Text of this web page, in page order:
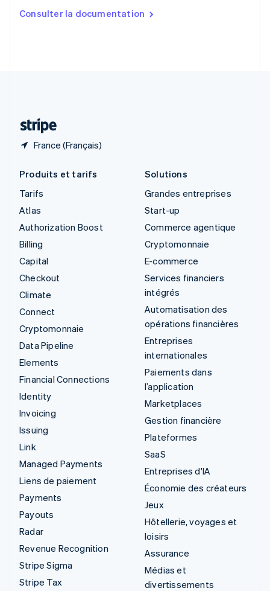
Consulter la documentation
France (Français)
English
Produits et tarifs
Tarifs
Atlas
Authorization Boost
Billing
Capital
Checkout
Climate
Connect
Cryptomonnaie
Data Pipeline
Elements
Financial Connections
Identity
Invoicing
Issuing
Link
Managed Payments
Liens de paiement
Payments
Payouts
Radar
Revenue Recognition
Stripe Sigma
Stripe Tax
Solutions
Grandes entreprises
Start-up
Commerce agentique
Cryptomonnaie
E-commerce
Services financiers
intégrés
Automatisation des
opérations financières
Entreprises
internationales
Paiements dans
l’application
Marketplaces
Gestion financière
Plateformes
SaaS
Entreprises d'IA
Économie des créateurs
Jeux
Hôtellerie, voyages et
loisirs
Assurance
Médias et
divertissements